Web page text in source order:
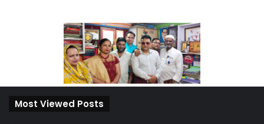
Most Viewed Posts